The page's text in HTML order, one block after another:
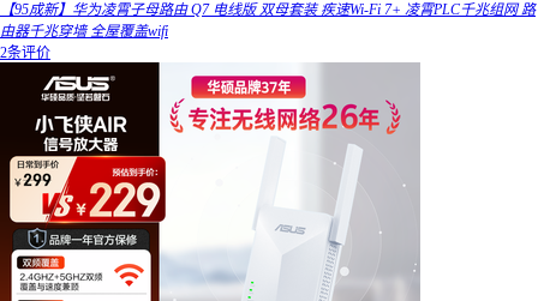
【95成新】华为凌霄子母路由 Q7 电线版 双母套装 疾速Wi-Fi 7+ 凌霄PLC千兆组网 路
由器千兆穿墙 全屋覆盖wifi
2条评价